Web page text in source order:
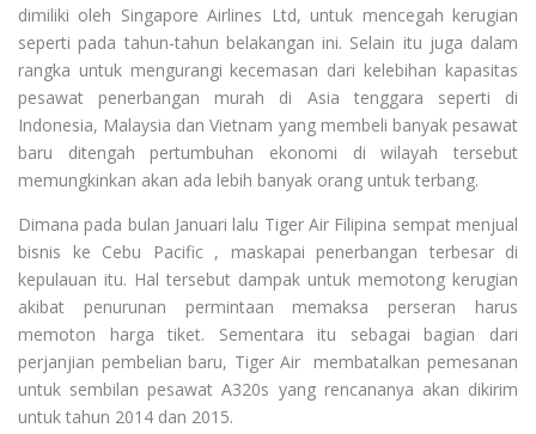
dimiliki oleh Singapore Airlines Ltd, untuk mencegah kerugian
seperti pada tahun-tahun belakangan ini. Selain itu juga dalam
rangka untuk mengurangi kecemasan dari kelebihan kapasitas
pesawat penerbangan murah di Asia tenggara seperti di
Indonesia, Malaysia dan Vietnam yang membeli banyak pesawat
baru ditengah pertumbuhan ekonomi di wilayah tersebut
memungkinkan akan ada lebih banyak orang untuk terbang.
Dimana pada bulan Januari lalu Tiger Air Filipina sempat menjual
bisnis ke Cebu Pacific , maskapai penerbangan terbesar di
kepulauan itu. Hal tersebut dampak untuk memotong kerugian
akibat penurunan permintaan memaksa perseran harus
memoton harga tiket. Sementara itu sebagai bagian dari
perjanjian pembelian baru, Tiger Air membatalkan pemesanan
untuk sembilan pesawat A320s yang rencananya akan dikirim
untuk tahun 2014 dan 2015.